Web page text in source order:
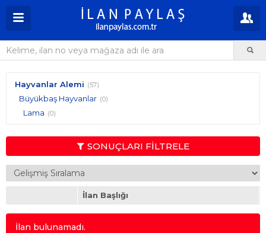
Hayvanlar Alemi (57)
Büyükbaş Hayvanlar (0)
Lama (0)
SONUÇLARI FİLTRELE
İlan Başlığı
İlan bulunamadı.